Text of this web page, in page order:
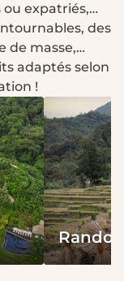
ou expatriés,…
des
de masse,…
adaptés selon
!
Rando